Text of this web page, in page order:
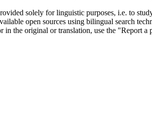
solely for linguistic purposes, i.e. to
open sources using bilingual search
the original or translation, use the "Report a